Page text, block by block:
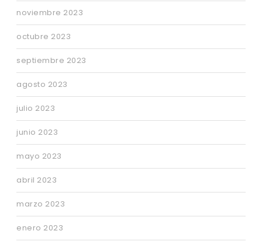
noviembre 2023
octubre 2023
septiembre 2023
agosto 2023
julio 2023
junio 2023
mayo 2023
abril 2023
marzo 2023
enero 2023